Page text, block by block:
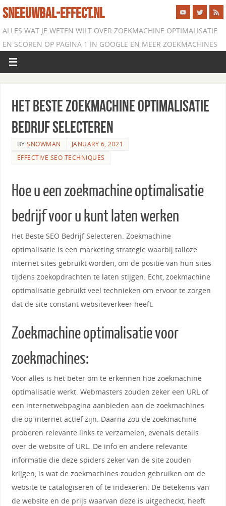
SNEEUWBAL-EFFECT.NL
ALLES WAT JE WETEN WILT OVER ZOEKMACHINE OPTIMALISATIE
EN SCOREN OP PAGINA 1 IN GOOGLE EN MEER ZOEKMACHINES
Het Beste Zoekmachine Optimalisatie
Bedrijf Selecteren
BYSNOWMAN
JANUARY 6, 2021
EFFECTIVE SEO TECHNIQUES
Hoe u een zoekmachine optimalisatie
bedrijf voor u kunt laten werken
Het Beste SEO Bedrijf Selecteren. Zoekmachine
optimalisatie is een marketing strategie waarbij talloze
internet sites gebruikt worden, om de positie van hun sites
tijdens zoekopdrachten te laten stijgen. Echt, zoekmachine
optimalisatie gebruikt veel technieken om ervoor te zorgen
dat de site constant websiteverkeer heeft.
Zoekmachine optimalisatie voor
zoekmachines:
Voor alles is het beter om te erkennen hoe zoekmachine
optimalisatie werkt. Webmasters zouden zeker een URL of
een internetwebpagina aanbieden aan de zoekmachines
die op internet actief zijn. Daarna zou de zoekmachine
proberen relevante links te verzamelen, evenals details
over de website of URL. De info en andere relevante
informatie die deze spiders zeker van de site zouden
krijgen, is wat de zoekmachines zouden gebruiken om de
website te catalogiseren of te indexeren. De betekenis van
de website en de prijs waarvan deze is uitgecheckt, heeft